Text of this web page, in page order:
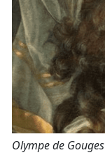
Olympe de Gouges